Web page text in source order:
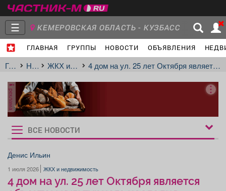
☰ КЕМЕРОВСКАЯ ОБЛАСТЬ - КУЗБАСС
ГЛАВНАЯ ГРУППЫ НОВОСТИ ОБЪЯВЛЕНИЯ
Главная
Группы Новости
Объявления Недвижимость Услуги
Транспорт
ГлавнаяНовостиЖКХ и недвижимость 4 дом на ул. 25 лет Октября является объектом культурного наследия местного значения.
реклама
Рукбрики
новостей
ВСЕ НОВОСТИ
Денис Ильин
1 июля 2026 ЖКХ и недвижимость
4 дом на ул. 25 лет Октября является